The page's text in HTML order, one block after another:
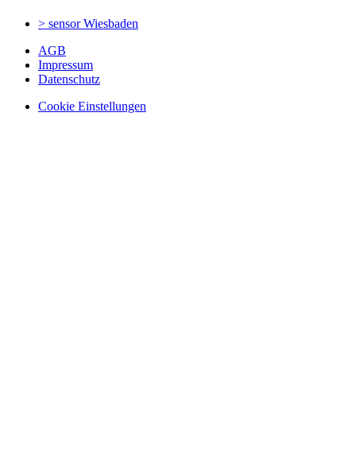
> sensorWiesbaden
AGB
Impressum
Datenschutz
Cookie Einstellungen